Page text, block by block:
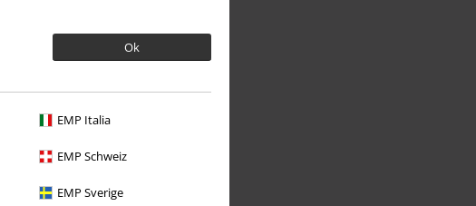
Ok
EMP Italia
EMP Schweiz
EMP Sverige